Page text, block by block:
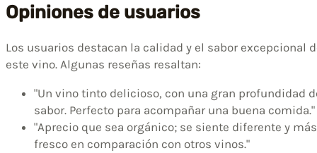
Opiniones de usuarios
Los usuarios destacan la calidad y el sabor excepcional
este vino. Algunas reseñas resaltan:
"Un vino tinto delicioso, con una gran profundidad
sabor. Perfecto para acompañar una buena comida."
"Aprecio que sea orgánico; se siente diferente y más
fresco en comparación con otros vinos."